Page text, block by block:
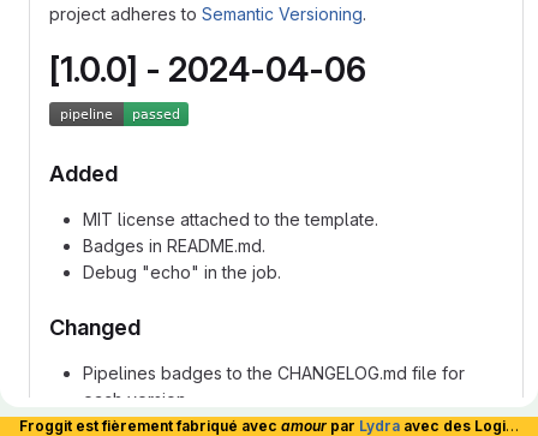
project adheres to Semantic Versioning.
[1.0.0] - 2024-04-06
Added
MIT license attached to the template.
Badges in README.md.
Debug "echo" in the job.
Changed
Pipelines badges to the CHANGELOG.md file for
each version.
Template CICD validation include. It now includes
Froggit est fièrement fabriqué avec amour par Lydra avec des Logiciels Libres et hébergé en